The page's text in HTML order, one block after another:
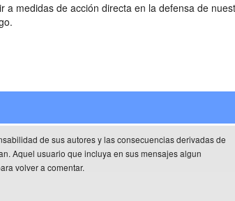
a medidas de acción directa en la defensa de
de sus autores y las consecuencias derivadas de
Aquel usuario que incluya en sus mensajes algun
volver a comentar.